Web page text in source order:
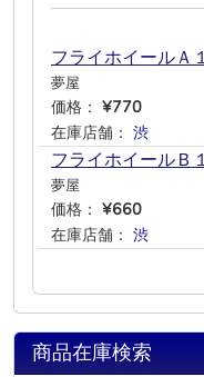
フライホイール
夢屋
価格： ¥770
在庫店舗： 渋
フライホイール
夢屋
価格： ¥660
在庫店舗： 渋
商品在庫検索